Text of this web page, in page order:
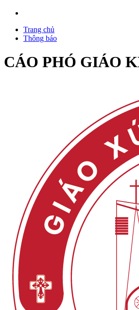
Trang chủ
Thông báo
CÁO PHÓ GIÁO